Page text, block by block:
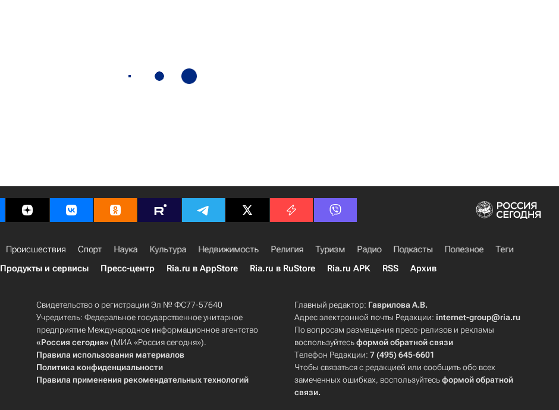
Происшествия Спорт Наука Культура Недвижимость Религия Туризм Радио Подкасты Полезное
Теги
Продукты и сервисы Пресс-центр Ria.ru в AppStore Ria.ru в RuStore Ria.ru APK RSS Архив
Свидетельство о регистрации Эл № ФС77-57640
Учредитель: Федеральное государственное унитарное
предприятие Международное информационное агентство
«Россия сегодня» (МИА «Россия сегодня»).
Правила использования материалов
Политика конфиденциальности
Правила применения рекомендательных технологий
Главный редактор: Гаврилова А.В.
Адрес электронной почты Редакции:internet-group@ria.ru
По вопросам размещения пресс-релизов и рекламы
воспользуйтесьформой обратной связи
Телефон Редакции:7 (495) 645-6601
Чтобы связаться с редакцией или сообщить обо всех
замеченных ошибках, воспользуйтесьформой обратной
связи.